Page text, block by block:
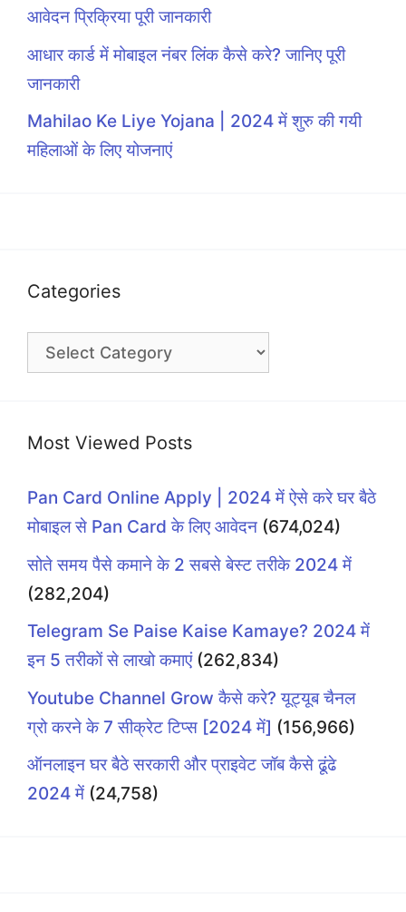
आवेदन प्रिक्रिया पूरी जानकारी
आधार कार्ड में मोबाइल नंबर लिंक कैसे करे? जानिए पूरी
जानकारी
Mahilao Ke Liye Yojana | 2024 में शुरु की गयी
महिलाओं के लिए योजनाएं
Categories
Categories
Most Viewed Posts
Pan Card Online Apply | 2024 में ऐसे करे घर बैठे
मोबाइल से Pan Card के लिए आवेदन (674,024)
सोते समय पैसे कमाने के 2 सबसे बेस्ट तरीके 2024 में
(282,204)
Telegram Se Paise Kaise Kamaye? 2024 में
इन 5 तरीकों से लाखो कमाएं (262,834)
Youtube Channel Grow कैसे करे? यूट्यूब चैनल
ग्रो करने के 7 सीक्रेट टिप्स [2024 में] (156,966)
ऑनलाइन घर बैठे सरकारी और प्राइवेट जॉब कैसे ढूंढे
2024 में (24,758)